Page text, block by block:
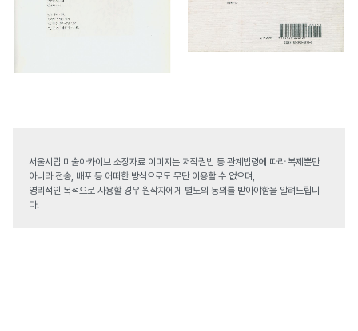
서울시립 미술아카이브 소장자료 이미지는 저작권법 등 관계법령에 따라 복제뿐만
아니라 전송, 배포 등 어떠한 방식으로도 무단 이용할 수 없으며,
영리적인 목적으로 사용할 경우 원작자에게 별도의 동의를 받아야함을 알려드립니
다.